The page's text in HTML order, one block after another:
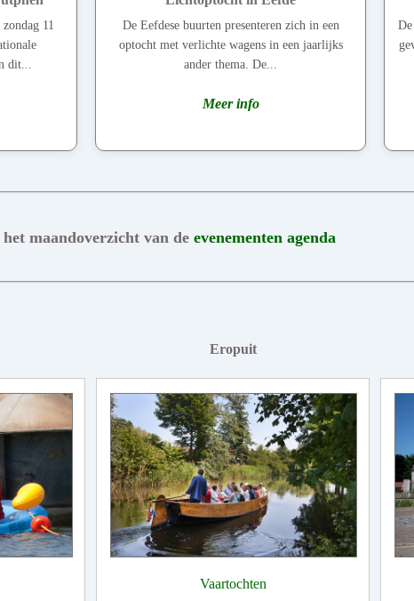
11
dit...
De Eefdese buurten presenteren zich in een
optocht met verlichte wagens in een jaarlijks
ander thema. De...
Meer info
maandoverzicht van de evenementen agenda
Eropuit
Vaartochten